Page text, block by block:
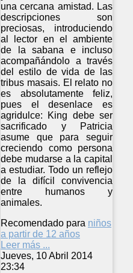
una cercana amistad. Las
descripciones son
preciosas, introduciendo
al lector en el ambiente
de la sabana e incluso
acompañándolo a través
del estilo de vida de las
tribus masais. El relato no
es absolutamente feliz,
pues el desenlace es
agridulce: King debe ser
sacrificado y Patricia
asume que para seguir
creciendo como persona
debe mudarse a la capital
a estudiar. Todo un reflejo
de la difícil convivencia
entre humanos y
animales.
Recomendado para niños
a partir de 12 años
Leer más ...
Jueves, 10 Abril 2014
23:34